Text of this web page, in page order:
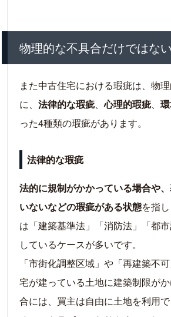
物理的な不具合だけではな
また中古住宅における瑕疵は、物
に、 法律的な瑕疵、心理的瑕疵、
った4種類の瑕疵があります。
法律的な瑕疵
法的に規制がかかっている場合や
いないなどの瑕疵がある状態を指
は「建築基準法」「消防法」「都
しているケースが多いです。
「市街化調整区域」や「再建築不
宅が建っている土地に建築制限が
合には、買主は自由に土地を利用